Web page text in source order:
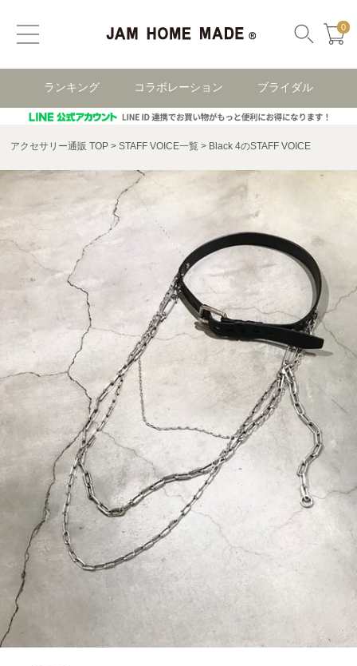
0
ランキング コラボレーション ブライダル
アクセサリー通販 TOP STAFF VOICE一覧 Black 4のSTAFF VOICE